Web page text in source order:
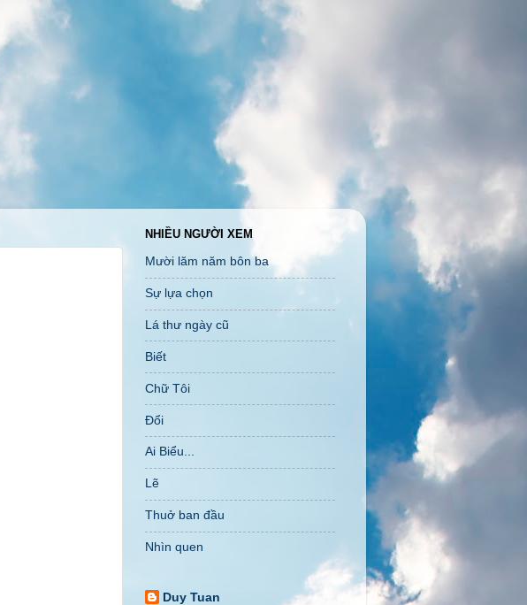
NHIỀU NGƯỜI XEM
Mười lăm năm bôn ba
Sự lựa chọn
Lá thư ngày cũ
Biết
Chữ Tôi
Đổi
Ai Biểu...
Lẽ
Thuở ban đầu
Nhìn quen
Duy Tuan